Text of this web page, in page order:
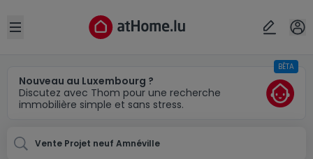
Open sidebar
Nouveau au Luxembourg ?
Discutez avec Thom pour une recherche
immobilière simple et sans stress.
BÊTA
Vente Projet neuf Amnéville
Localité(s)
Annuler OK